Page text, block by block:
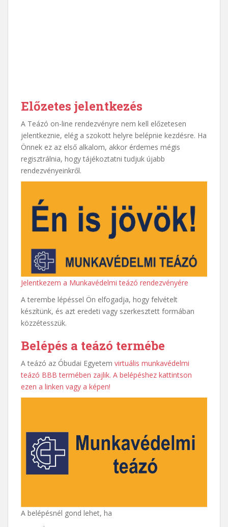
Előzetes jelentkezés
A Teázó on-line rendezvényre nem kell előzetesen
jelentkeznie, elég a szokott helyre belépnie kezdésre. Ha
Önnek ez az első alkalom, akkor érdemes mégis
regisztrálnia, hogy tájékoztatni tudjuk újabb
rendezvényeinkről.
Jelentkezem a Munkavédelmi teázó rendezvényére
A terembe lépéssel Ön elfogadja, hogy felvételt
készítünk, és azt eredeti vagy szerkesztett formában
közzétesszük.
Belépés a teázó termébe
A teázó az Óbudai Egyetem virtuális munkavédelmi
teázó BBB termében zajlik. A belépéshez kattintson
ezen a linken vagy a képen!
A belépésnél gond lehet, ha